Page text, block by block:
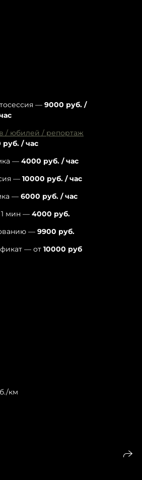
— 9000 руб. /
/ юбилей / репортаж
/ час
— 4000 руб. / час
— 10000 руб. / час
— 6000 руб. / час
1 мин — 4000 руб.
— 9900 руб.
— от 10000 руб
км